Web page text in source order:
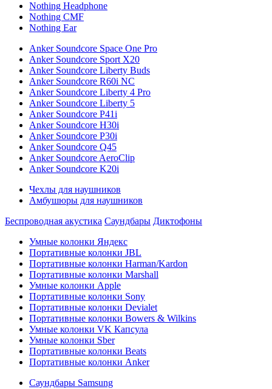
Nothing Headphone
Nothing CMF
Nothing Ear
Anker Soundcore Space One Pro
Anker Soundcore Sport X20
Anker Soundcore Liberty Buds
Anker Soundcore R60i NC
Anker Soundcore Liberty 4 Pro
Anker Soundcore Liberty 5
Anker Soundcore P41i
Anker Soundcore H30i
Anker Soundcore P30i
Anker Soundcore Q45
Anker Soundcore AeroClip
Anker Soundcore K20i
Чехлы для наушников
Амбушюры для наушников
Беспроводная акустика Саундбары Диктофоны
Умные колонки Яндекс
Портативные колонки JBL
Портативные колонки Harman/Kardon
Портативные колонки Marshall
Умные колонки Apple
Портативные колонки Sony
Портативные колонки Devialet
Портативные колонки Bowers & Wilkins
Умные колонки VK Капсула
Умные колонки Sber
Портативные колонки Beats
Портативные колонки Anker
Саундбары Samsung